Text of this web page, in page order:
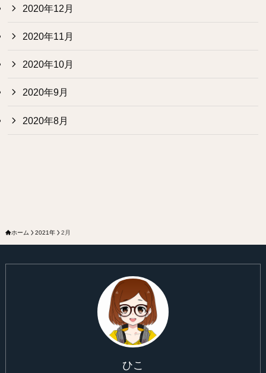
2020年12月
2020年11月
2020年10月
2020年9月
2020年8月
ホーム 2021年 2月
ひこ